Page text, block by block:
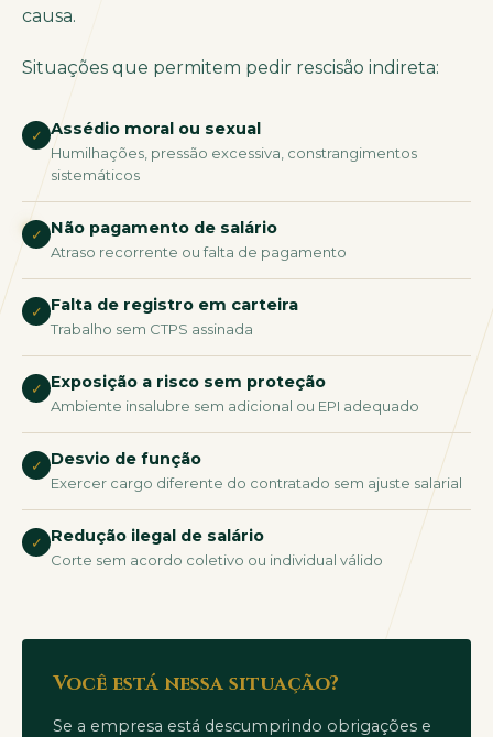
causa.
Situações que permitem pedir rescisão indireta:
✓ Assédio moral ou sexual
Humilhações, pressão excessiva, constrangimentos
sistemáticos
✓ Não pagamento de salário
Atraso recorrente ou falta de pagamento
✓ Falta de registro em carteira
Trabalho sem CTPS assinada
✓ Exposição a risco sem proteção
Ambiente insalubre sem adicional ou EPI adequado
✓ Desvio de função
Exercer cargo diferente do contratado sem ajuste salarial
✓ Redução ilegal de salário
Corte sem acordo coletivo ou individual válido
Você está nessa situação?
Se a empresa está descumprindo obrigações e